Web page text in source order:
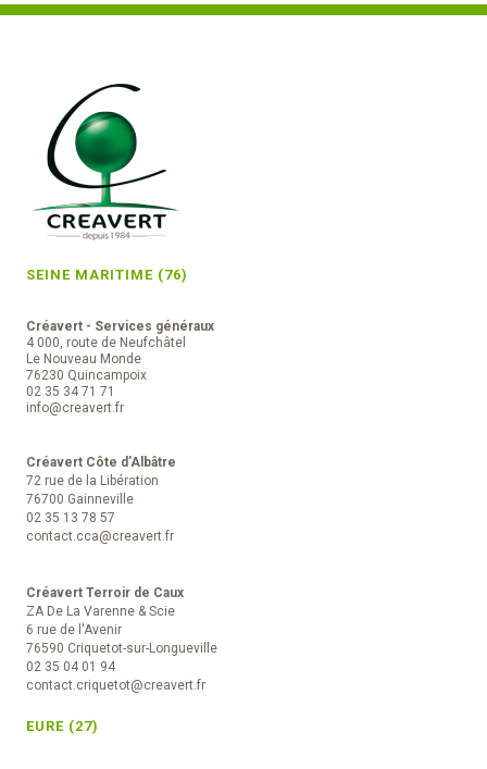
SEINE MARITIME (76)
Créavert - Services généraux
4 000, route de Neufchâtel
Le Nouveau Monde
76230 Quincampoix
02 35 34 71 71
info@creavert.fr
Créavert Côte d’Albâtre
72 rue de la Libération
76700 Gainneville
02 35 13 78 57
contact.cca@creavert.fr
Créavert Terroir de Caux
ZA De La Varenne & Scie
6 rue de l'Avenir
76590 Criquetot-sur-Longueville
02 35 04 01 94
contact.criquetot@creavert.fr
EURE (27)